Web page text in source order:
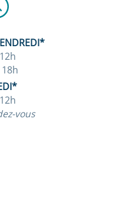
vous